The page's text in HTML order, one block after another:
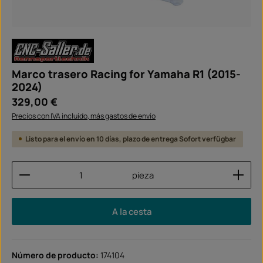
Marco trasero Racing for Yamaha R1 (2015-
2024)
Precio normal:
329,00 €
Precios con IVA incluido, más gastos de envío
Listo para el envío en 10 días, plazo de entrega Sofort verfügbar
Cantidad del producto: introduce la cantidad
pieza
A la cesta
Número de producto: 174104